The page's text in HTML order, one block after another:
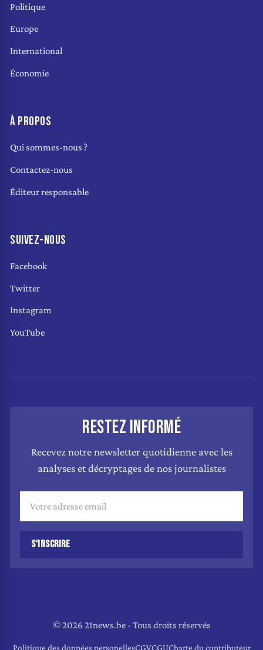
Politique
Europe
International
Économie
À PROPOS
Qui sommes-nous ?
Contactez-nous
Éditeur responsable
SUIVEZ-NOUS
Facebook
Twitter
Instagram
YouTube
RESTEZ INFORMÉ
Recevez notre newsletter quotidienne avec les
analyses et décryptages de nos journalistes
S'INSCRIRE
© 2026 21news.be - Tous droits réservés
Politique des données personellesCGVCGUCharte du contributeur